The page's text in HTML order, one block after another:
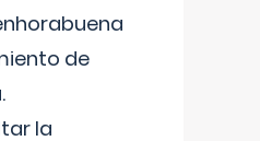
de
la